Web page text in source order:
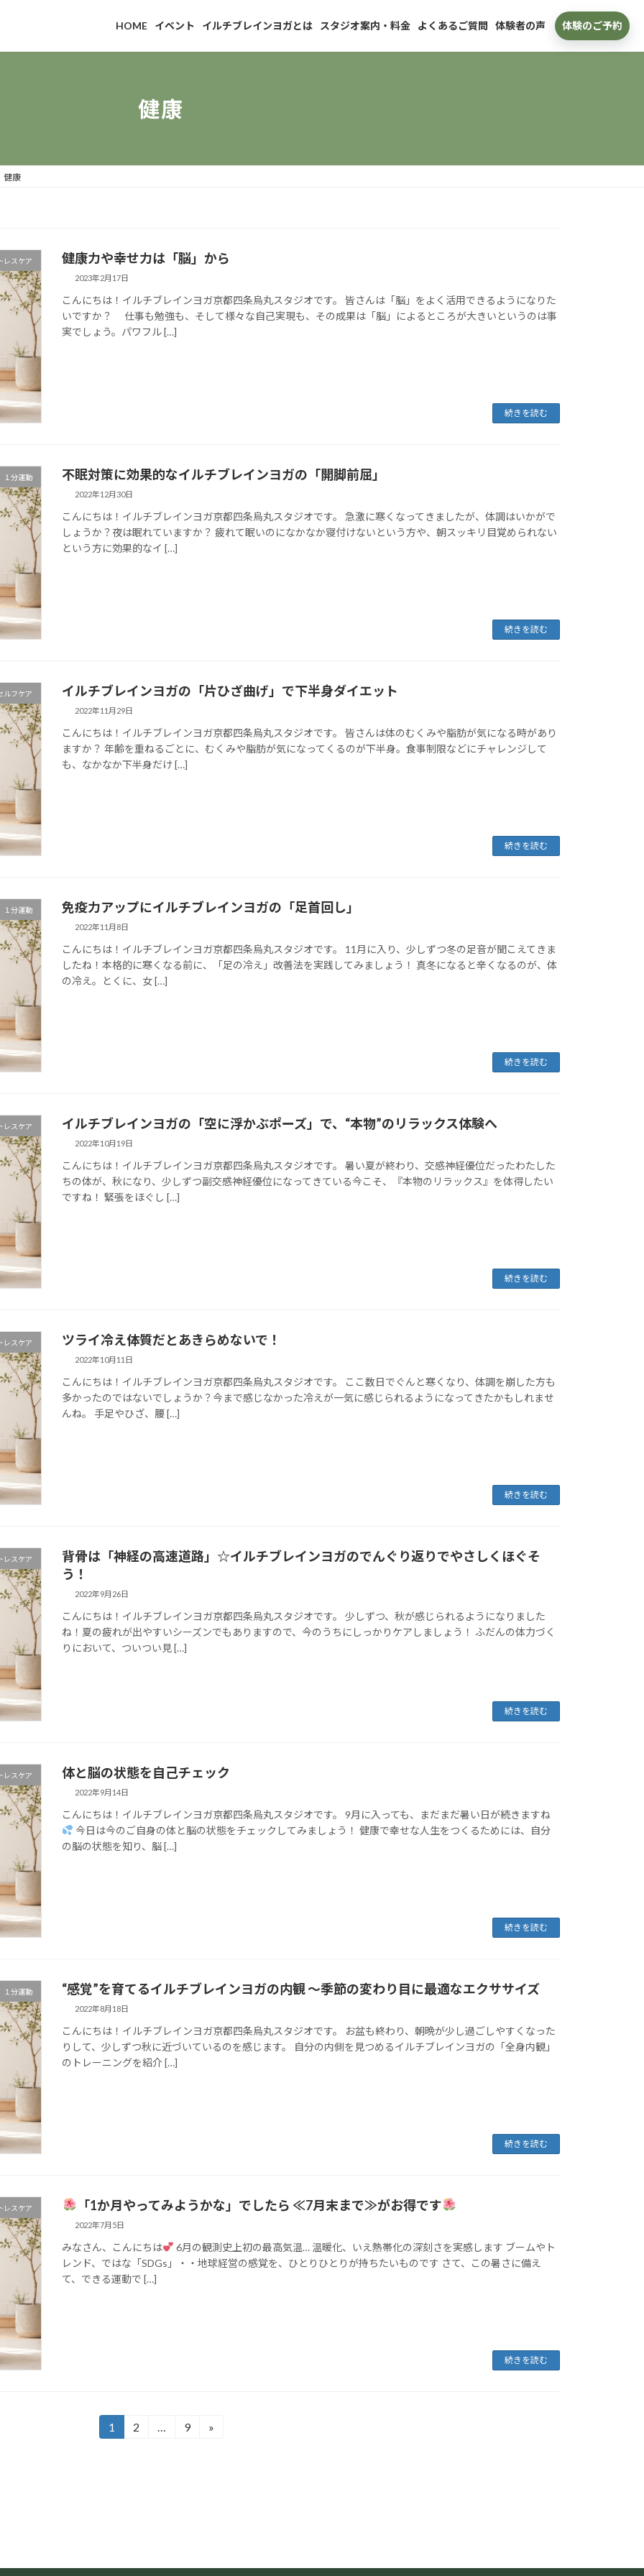
HOME イベント イルチブレインヨガとは スタジオ案内・料金 よくあるご質問 体験者の声 体験のご予約
健康
健康
レスケア 健康力や幸せ力は「脳」から
2023年2月17日
こんにちは！イルチブレインヨガ京都四条烏丸スタジオです。 皆さんは「脳」をよく活用できるようになりた
いですか？ 仕事も勉強も、そして様々な自己実現も、その成果は「脳」によるところが大きいというのは事
実でしょう。パワフル […]
続きを読む
１分運動 不眠対策に効果的なイルチブレインヨガの「開脚前屈」
2022年12月30日
こんにちは！イルチブレインヨガ京都四条烏丸スタジオです。 急激に寒くなってきましたが、体調はいかがで
しょうか？夜は眠れていますか？ 疲れて眠いのになかなか寝付けないという方や、朝スッキリ目覚められない
という方に効果的なイ […]
続きを読む
ルフケア イルチブレインヨガの「片ひざ曲げ」で下半身ダイエット
2022年11月29日
こんにちは！イルチブレインヨガ京都四条烏丸スタジオです。 皆さんは体のむくみや脂肪が気になる時があり
ますか？ 年齢を重ねるごとに、むくみや脂肪が気になってくるのが下半身。食事制限などにチャレンジして
も、なかなか下半身だけ […]
続きを読む
１分運動 免疫力アップにイルチブレインヨガの「足首回し」
2022年11月8日
こんにちは！イルチブレインヨガ京都四条烏丸スタジオです。 11月に入り、少しずつ冬の足音が聞こえてきま
したね！本格的に寒くなる前に、「足の冷え」改善法を実践してみましょう！ 真冬になると辛くなるのが、体
の冷え。とくに、女 […]
続きを読む
レスケア イルチブレインヨガの「空に浮かぶポーズ」で、“本物”のリラックス体験へ
2022年10月19日
こんにちは！イルチブレインヨガ京都四条烏丸スタジオです。 暑い夏が終わり、交感神経優位だったわたした
ちの体が、秋になり、少しずつ副交感神経優位になってきている今こそ、『本物のリラックス』を体得したい
ですね！ 緊張をほぐし […]
続きを読む
レスケア ツライ冷え――体質だとあきらめないで！
2022年10月11日
こんにちは！イルチブレインヨガ京都四条烏丸スタジオです。 ここ数日でぐんと寒くなり、体調を崩した方も
多かったのではないでしょうか？今まで感じなかった冷えが一気に感じられるようになってきたかもしれませ
んね。 手足やひざ、腰 […]
続きを読む
レスケア
背骨は「神経の高速道路」☆イルチブレインヨガのでんぐり返りでやさしくほぐそ
う！
2022年9月26日
こんにちは！イルチブレインヨガ京都四条烏丸スタジオです。 少しずつ、秋が感じられるようになりました
ね！夏の疲れが出やすいシーズンでもありますので、今のうちにしっかりケアしましょう！ ふだんの体力づく
りにおいて、ついつい見 […]
続きを読む
レスケア 体と脳の状態を自己チェック
2022年9月14日
こんにちは！イルチブレインヨガ京都四条烏丸スタジオです。 9月に入っても、まだまだ暑い日が続きますね
今日は今のご自身の体と脳の状態をチェックしてみましょう！ 健康で幸せな人生をつくるためには、自分
の脳の状態を知り、脳 […]
続きを読む
１分運動 “感覚”を育てるイルチブレインヨガの内観 ～季節の変わり目に最適なエクササイズ
2022年8月18日
こんにちは！イルチブレインヨガ京都四条烏丸スタジオです。 お盆も終わり、朝晩が少し過ごしやすくなった
りして、少しずつ秋に近づいているのを感じます。 自分の内側を見つめるイルチブレインヨガの「全身内観」
のトレーニングを紹介 […]
続きを読む
レスケア 「1か月やってみようかな」でしたら ≪7月末まで≫がお得です
2022年7月5日
みなさん、こんにちは
6月の観測史上初の最高気温… 温暖化、いえ熱帯化の深刻さを実感します ブームやト
レンド、ではな「SDGs」・・地球経営の感覚を、ひとりひとりが持ちたいものです さて、この暑さに備え
て、できる運動で […]
続きを読む
固
1
固
2
固
9 »